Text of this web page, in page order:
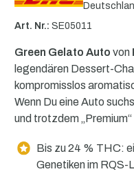
Art. Nr.: SE05011
Green Gelato Auto von
legendären Dessert-
kompromisslos
Wenn Du eine Auto
und trotzdem
Bis zu 24 % THC:
Genetiken im RQS-